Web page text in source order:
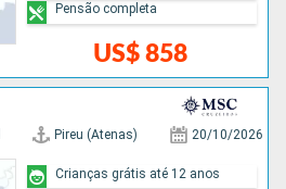
US$ 858
Pensão completa
Pireu (Atenas) 20/10/2026
Crianças grátis até 12 anos